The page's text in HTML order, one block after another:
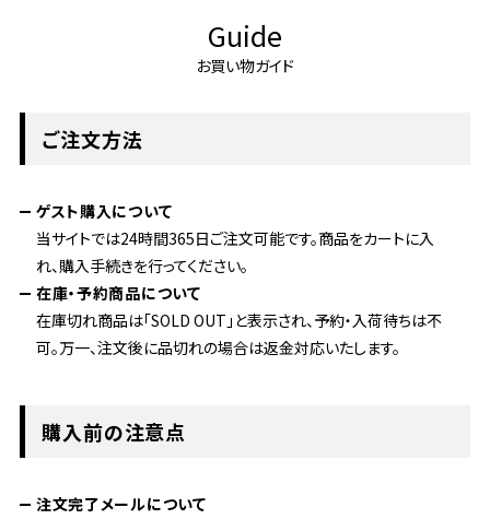
Guide
お買い物ガイド
ご注文方法
ゲスト購入について
当サイトでは24時間365日ご注文可能です。商品をカートに入
れ、購入手続きを行ってください。
在庫・予約商品について
在庫切れ商品は「SOLD OUT」と表示され、予約・入荷待ちは不
可。万一、注文後に品切れの場合は返金対応いたします。
購入前の注意点
注文完了メールについて